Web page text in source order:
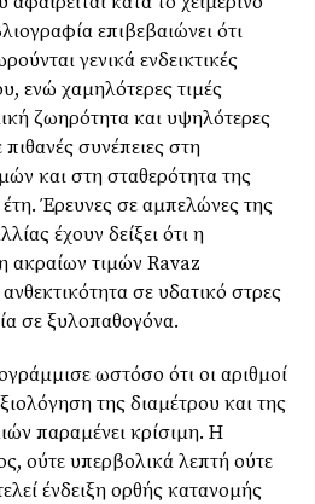
επιβεβαιώνει ότι
γενικά ενδεικτικές
ενώ χαμηλότερες τιμές
ζωηρότητα και υψηλότερες
συνέπειες στη
και στη σταθερότητα της
Έρευνες σε αμπελώνες της
έχουν δείξει ότι η
ακραίων τιμών Ravaz
σε υδατικό στρες
σε ξυλοπαθογόνα.
ωστόσο ότι οι αριθμοί
της διαμέτρου και της
παραμένει κρίσιμη. Η
ούτε υπερβολικά λεπτή ούτε
ένδειξη ορθής κατανομής